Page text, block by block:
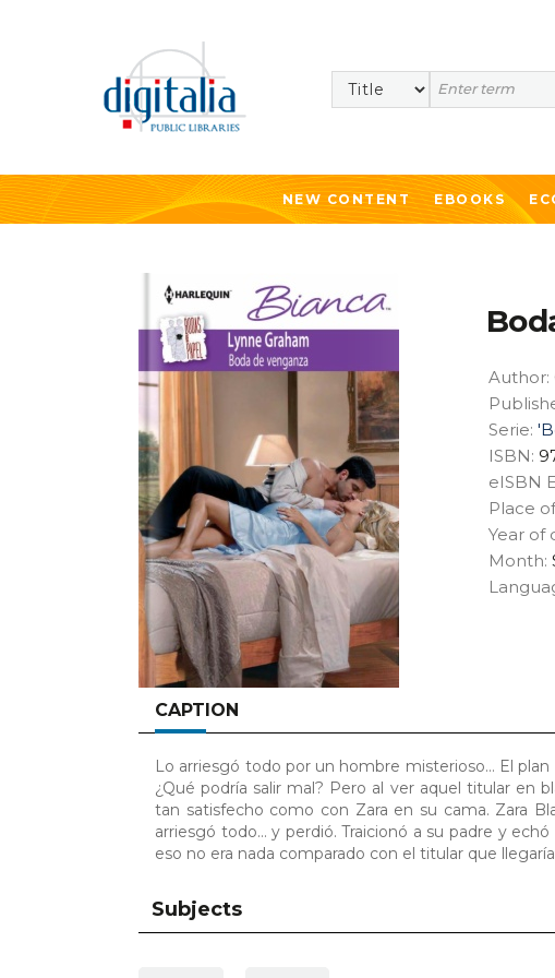
Search
NEW CONTENT EBOOKS
Author:
Serie:
ISBN:
eISBN
Place
Year of
Month:
CAPTION
Lo arriesgó todo por un hombre misterioso… El plan
¿Qué podría salir mal? Pero al ver aquel titular en
tan satisfecho como con Zara en su cama. Zara
arriesgó todo… y perdió. Traicionó a su padre y
eso no era nada comparado con el titular que
Subjects